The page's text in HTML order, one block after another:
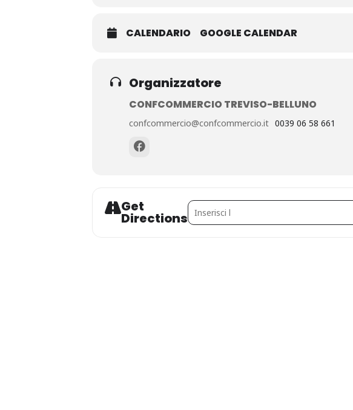
CALENDARIO GOOGLE CALENDAR
Organizzatore
CONFCOMMERCIO TREVISO-BELLUNO
confcommercio@confcommercio.it 0039 06 58 661
Get
Directions
Address - Festa del pane artigianale 2025 []